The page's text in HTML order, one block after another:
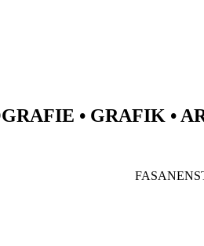
• GRAFIK •